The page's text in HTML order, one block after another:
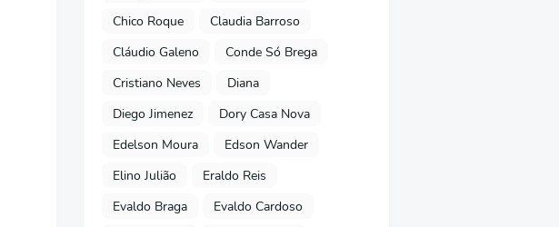
Chico Roque
Claudia Barroso
Cláudio Galeno
Conde Só Brega
Cristiano Neves
Diana
Diego Jimenez
Dory Casa Nova
Edelson Moura
Edson Wander
Elino Julião
Eraldo Reis
Evaldo Braga
Evaldo Cardoso